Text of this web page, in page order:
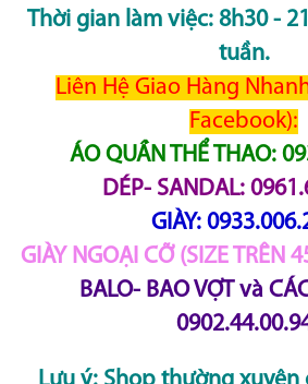
Thời gian làm việc: 8h30 -
tuần.
Liên Hệ Giao Hàng
Facebook):
ÁO QUẦN THỂ THAO:
DÉP- SANDAL:
GIÀY:
GIÀY NGOẠI CỠ (SIZE TRÊN
BALO- BAO VỢT và